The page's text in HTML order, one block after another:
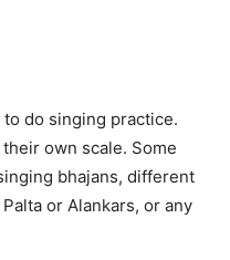
do singing practice.
own scale. Some
bhajans, different
or Alankars, or any